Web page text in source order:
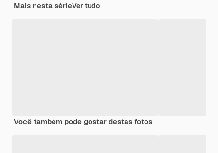
Mais nesta sérieVer tudo
Você também pode gostar destas fotos